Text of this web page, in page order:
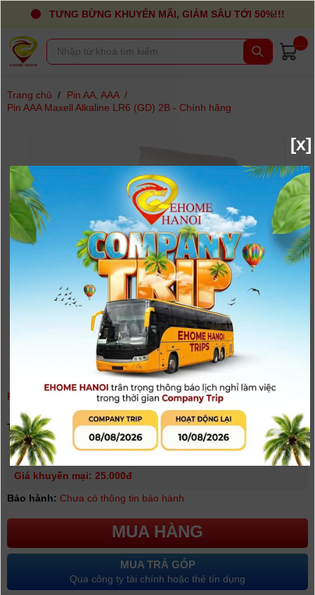
TƯNG BỪNG KHUYẾN MÃI, GIẢM SÂU TỚI 50%!!!
Trang chủ / Pin AA, AAA /
Pin AAA Maxell Alkaline LR6 (GD) 2B - Chính hãng
PIN AAA MAXELL ALKALINE LR6 (GD) 2B - CHÍNH HÃNG
(0người đánh giá)
Tình trạng:
Có hàng
Giá niêm yết:
Giá khuyến mại: 25.000đ
Bảo hành: Chưa có thông tin bảo hành
MUA HÀNG
MUA TRẢ GÓP
Qua công ty tài chính hoặc thẻ tín dụng
[x]